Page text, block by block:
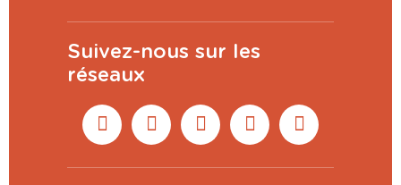
Suivez-nous sur les
réseaux